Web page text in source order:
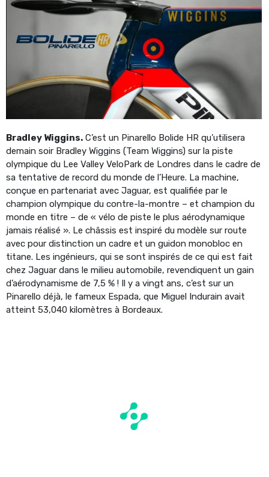
Bradley Wiggins. C’est un Pinarello Bolide HR qu’utilisera
demain soir Bradley Wiggins (Team Wiggins) sur la piste
olympique du Lee Valley VeloPark de Londres dans le cadre de
sa tentative de record du monde de l’Heure. La machine,
conçue en partenariat avec Jaguar, est qualifiée par le
champion olympique du contre-la-montre – et champion du
monde en titre – de « vélo de piste le plus aérodynamique
jamais réalisé ». Le châssis est inspiré du modèle sur route
avec pour distinction un cadre et un guidon monobloc en
titane. Les ingénieurs, qui se sont inspirés de ce qui est fait
chez Jaguar dans le milieu automobile, revendiquent un gain
d’aérodynamisme de 7,5 % ! Il y a vingt ans, c’est sur un
Pinarello déjà, le fameux Espada, que Miguel Indurain avait
atteint 53,040 kilomètres à Bordeaux.